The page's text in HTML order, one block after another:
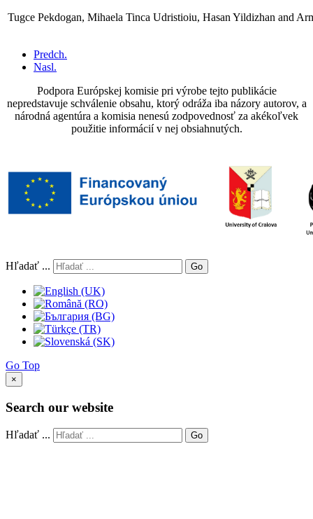
Tugce Pekdogan, Mihaela Tinca Udristioiu, Hasan Yildizhan and
Predch.
Nasl.
Podpora Európskej komisie pri výrobe tejto publikácie
nepredstavuje schválenie obsahu, ktorý odráža iba názory autorov, a
národná agentúra a komisia nenesú zodpovednosť za akékoľvek
použitie informácií v nej obsiahnutých.
Hľadať ... Go
Go Top
×
Search our website
Hľadať ... Go